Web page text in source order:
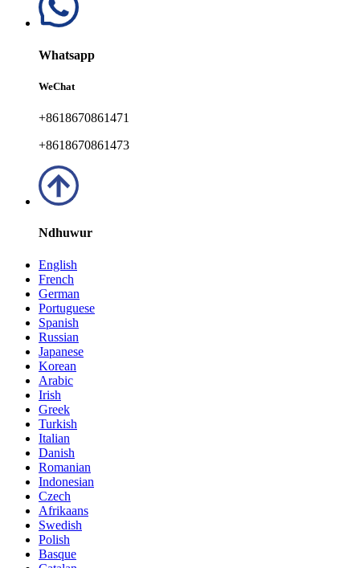
Whatsapp
WeChat
+8618670861471
+8618670861473
Ndhuwur
English
French
German
Portuguese
Spanish
Russian
Japanese
Korean
Arabic
Irish
Greek
Turkish
Italian
Danish
Romanian
Indonesian
Czech
Afrikaans
Swedish
Polish
Basque